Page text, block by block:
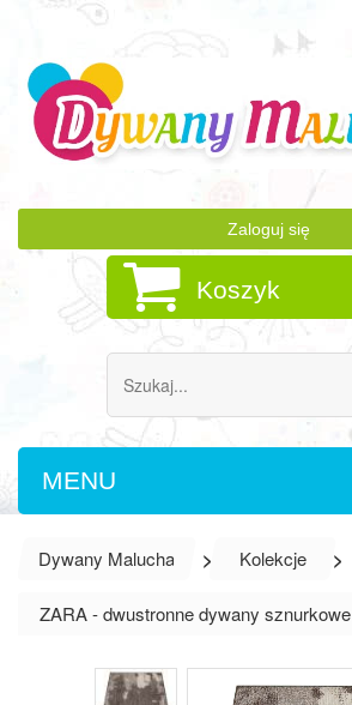
Zaloguj się
Koszyk
MENU
Dywany Malucha > Kolekcje >
ZARA - dwustronne dywany sznurkowe